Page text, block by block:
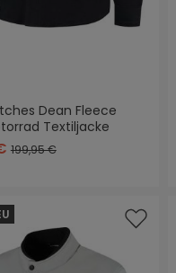
Dean Fleece
Textiljacke
199,95 €